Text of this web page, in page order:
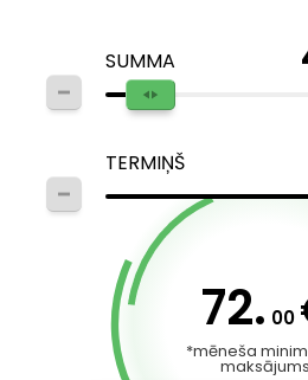
SUMMA
TERMIŅŠ
72. 00
*mēneša
maksājums